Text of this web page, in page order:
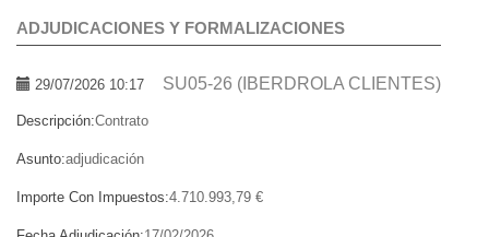
ADJUDICACIONES Y FORMALIZACIONES
29/07/2026 10:17 SU05-26 (IBERDROLA CLIENTES)
Descripción:Contrato
Asunto:adjudicación
Importe Con Impuestos:4.710.993,79 €